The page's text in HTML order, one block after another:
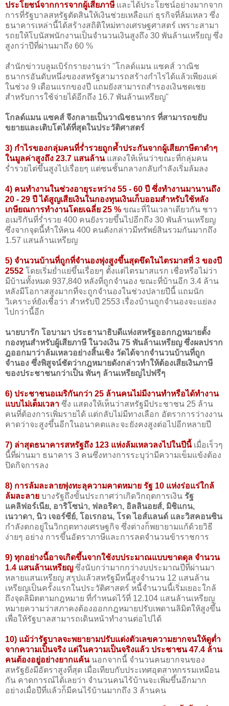
ประโยชน์จากการจากผู้เสียภาษีและได้ประโยชน์อย่างมากจาก
การที่รัฐบาลสหรัฐตัดสินให้เงินช่วยเหลือแก่ ธุรกิจที่ล้มเหลว ซึ่ง
ธนาคารเหล่านี้ได้สร้างสถิติใหม่ทางเศรษฐศาสตร์ เพราะสามา
รถยให้โบนัสพนักงานเป็นจำนวนเงินสูงถึง 30 พันล้านเหรียญ ซึ่ง
สูงกว่าปีที่ผ่านมาถึง 60 %
สำนักข่าวบลูมเบิร์กรายงานว่า "โกลด์แมน แซคส์ วาณิช
ธนากรอันดับหนึ่งของสหรัฐสามารถสร้างกำไรได้แล้วเพียงแค่
ในช่วง 9 เดือนแรกของปี แถมยังสามารถสำรองเงินชดเชย
สำหรับการใช้จ่ายได้อีกถึง 16.7 พันล้านเหรียญ"
โกลด์แมน แซคส์ จึงกลายเป็นวาณิชธนากร ที่สามารถขยับ
ขยายและเติบโตได้ที่สุดในประวัติศาสตร์
3) กำไรของกลุ่มคนที่ร่ำรวยถูกค้ำประกันจากผู้เสียภาษีตาดำๆ
ในมูลค่าสูงถึง 23.7 แสนล้าน แสดงให้เห็นว่าขณะที่กลุ่มคน
ร่ำรวยไต่ขึ้นสูงไปเรื่อยๆ แต่ชนชั้นกลางกลับกำลังเริ่มล้มลง
4) คนทำงานในช่วงอายุระหว่าง 55 - 60 ปี ซึ่งทำงานมานานถึง
20 - 29 ปี ได้สูญเสียเงินในกองทุนเงินเก็บออมสำหรับใช้หลัง
เกษียณการทำงานโดยเฉลี่ย 25 % ขณะที่ในเวลาเดียวกัน ชาว
อเมริกันที่ร่ำรวย 400 คนยังรวยขึ้นไปอีกถึง 30 พันล้านเหรียญ
ซึ่งจากจุดนี้ทำให้คน 400 คนดังกล่าวมีทรัพย์สินรวมกันมากถึง
1.57 แสนล้านเหรียญ
5) จำนวนบ้านที่ถูกที่จำนองพุ่งสูงขึ้นสุดขึดในไตรมาสที่ 3 ของปี
2552 โดยเริ่มย่ำแย่ขึ้นเรื่อยๆ ตั้งแต่ไตรมาสแรก เชื่อหรือไม่ว่า
มีบ้านทั้งหมด 937,840 หลังที่ถูกจำนอง ขณะที่บ้านอีก 3.4 ล้าน
หลังมีโอกาสสูงมากที่จะถูกจำนองในช่วงปลายปีนี้ แถมนัก
วิเคราะห์ยังเชื่อว่า สำหรับปี 2553 เรื่องบ้านถูกจำนองจะแย่ลง
ไปกว่านี้อีก
นายบารัก โอบามา ประธานาธิบดีแห่งสหรัฐออกกฎหมายตั้ง
กองทุนสำหรับผู้เสียภาษี ในวงเงิน 75 พันล้านเหรียญ ซึ่งผลปราก
ฎออกมาว่าล้มเหลวอย่างสิ้นเชิง วัดได้จากจำนวนบ้านที่ถูก
จำนอง ซึ่งพิสูจน์ชัดว่ากฎหมายดังกล่าวทำให้ต้องเสียเงินภาษี
ของประชาชนกว่าเป็น พันๆ ล้านเหรียญไปฟรีๆ
6) ประชาชนอเมริกันกว่า 25 ล้านคนไม่มีงานทำหรือได้ทำงาน
แบบไม่เต็มเวลา ซึ่ง แสดงให้เห็นว่าสหรัฐมีประชาชน 25 ล้าน
คนที่ต้องการเพิ่มรายได้ แต่กลับไม่มีทางเลือก อัตราการว่างงาน
คาดว่าจะสูงขึ้นอีกในอนาคตและจะยังคงสูงต่อไปอีกหลายปี
7) ล่าสุดธนาคารสหรัฐถึง 123 แห่งล้มเหลวลงไปในปีนี้ เมื่อเร็วๆ
นี้ที่ผ่านมา ธนาคาร 3 คนซึ่งทางการระบุว่ามีความเข็มแข้งต้อง
ปิดกิจการลง
8) การล้มละลายพุ่งทะลุความคาดหมาย รัฐ 10 แห่งร่อแร่ใกล้
ล้มละลาย บางรัฐถึงขั้นประกาศว่าเกิดวิกฤตการเงิน รัฐ
แคลิฟอร์เนีย, อาริโซน่า, ฟลอริดา, อิลลินอยส์, มิชิแกน,
เนวาดา, นิว เจอร์ซีย์, โอเรกอน, โรด ไอส์แลนด์ และวิสคอนซิน
กำลังตกอยู่ในวิกฤตทางเศรษฐกิจ ซึ่งต่างก็พยายามแก้ด้วยวิธี
ง่ายๆ อย่าง การขึ้นอัตราภาษีและการลดจำนวนข้าราชการ
9) ทุกอย่างนี้อาจเกิดขึ้นจากใช้งบประมาณแบบขาดดุล จำนวน
1.4 แสนล้านเหรียญซึ่งนับกว่ามากกว่างบประมาณปีที่ผ่านมา
หลายแสนเหรียญ สรุปแล้วสหรัฐมีหนี้สูงจำนวน 12 แสนล้าน
เหรียญเป็นครั้งแรกในประวัติศาสตร์ หนี้จำนวนนี้เริ่มเยอะใกล้
ถึงจุดลิมิตตามกฎหมาย ที่กำหนดไว้ที่ 12.104 แสนล้านเหรียญ
หมายความว่าสภาคงต้องออกกฎหมายปรับเพดานลิมิตให้สูงขึ้น
เพื่อให้รัฐบาลสามารถเดินหน้าทำงานต่อไปได้
10) แม้ว่ารัฐบาลจะพยายามปรับแต่งตัวเลขความยากจนให้ดูต่ำ
จากความเป็นจริง แต่ในความเป็นจริงแล้ว ประชาชน 47.4 ล้าน
คนต้องอยู่อย่างยากแค้น นอกจากนี้ จำนวนคนยากจนของ
สหรัฐยังมีอัตราสูงที่สุด เมื่อเทียบกับประเทศอุตสาหกรรมเหมือน
กัน คาดการณ์ได้เลยว่า จำนวนคนไร้บ้านจะเพิ่มขึ้นอีกมาก
อย่างเมื่อปีที่แล้วก็มีคนไร้บ้านมากถึง 3 ล้านคน